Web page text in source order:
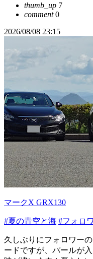
thumb_up 7
comment0
2026/08/08 23:15
マークX GRX130
#夏の青空と海 #フォロ
久しぶりにフォロワー
ードですが、パールが